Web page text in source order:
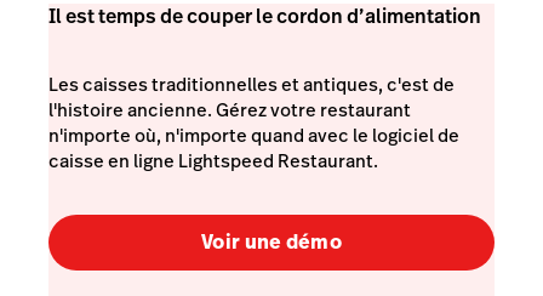
Il est temps de couper le cordon d’alimentation
Les caisses traditionnelles et antiques, c'est de
l'histoire ancienne. Gérez votre restaurant
n'importe où, n'importe quand avec le logiciel de
caisse en ligne Lightspeed Restaurant.
Voir une démo